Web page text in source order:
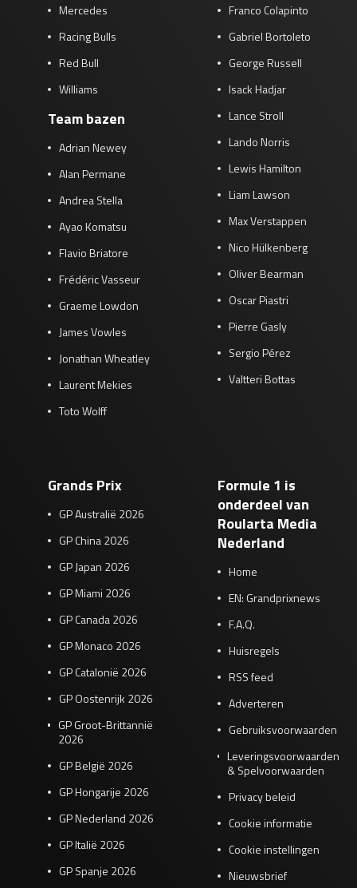
Mercedes
Racing Bulls
Red Bull
Williams
Team bazen
Adrian Newey
Alan Permane
Andrea Stella
Ayao Komatsu
Flavio Briatore
Frédéric Vasseur
Graeme Lowdon
James Vowles
Jonathan Wheatley
Laurent Mekies
Toto Wolff
Franco Colapinto
Gabriel Bortoleto
George Russell
Isack Hadjar
Lance Stroll
Lando Norris
Lewis Hamilton
Liam Lawson
Max Verstappen
Nico Hülkenberg
Oliver Bearman
Oscar Piastri
Pierre Gasly
Sergio Pérez
Valtteri Bottas
Grands Prix
GP Australië 2026
GP China 2026
GP Japan 2026
GP Miami 2026
GP Canada 2026
GP Monaco 2026
GP Catalonië 2026
GP Oostenrijk 2026
GP Groot-Brittannië
2026
GP België 2026
GP Hongarije 2026
GP Nederland 2026
GP Italië 2026
GP Spanje 2026
Formule 1 is
onderdeel van
Roularta Media
Nederland
Home
EN: Grandprixnews
F.A.Q.
Huisregels
RSS feed
Adverteren
Gebruiksvoorwaarden
Leveringsvoorwaarden
& Spelvoorwaarden
Privacy beleid
Cookie informatie
Cookie instellingen
Nieuwsbrief